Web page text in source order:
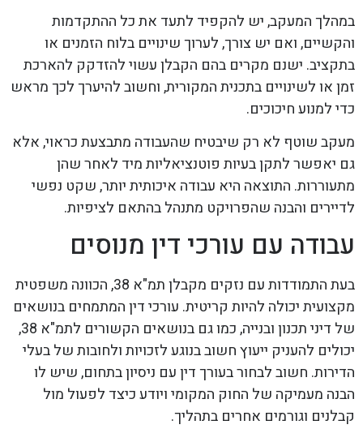
במהלך המעקב, יש להקפיד לתעד את כל ההתקדמות
והקשיים, ואם יש צורך, לערוך שינויים בלוח הזמנים או
בתקציב. ישנם מקרים בהם הקבלן עשוי להזדקק להארכת
זמן או לשינויים בתכנית המקורית, וחשוב להיערך לכך מראש
כדי למנוע חיכוכים.
מעקב שוטף לא רק שיבטיח שהעבודה מתבצעת כראוי, אלא
גם יאפשר לתקן בעיות פוטנציאליות מיד לאחר שהן
מתעוררות. התוצאה היא עבודה איכותית יותר, שקט נפשי
לדיירים והבנה שהפרויקט מתנהל בהתאם לציפיות.
עבודה עם עורכי דין מנוסים
בעת התמודדות עם נזקים מקבלן תמ"א 38, הכוונה משפטית
מקצועית יכולה להיות קריטית. עורכי דין המתמחים בנושאים
של דיני תכנון ובנייה, כמו גם בנושאים הקשורים לתמ"א 38,
יכולים להעניק ייעוץ חשוב בנוגע לזכויות ולחובות של בעלי
הדירות. חשוב לבחור בעורך דין עם ניסיון בתחום, שיש לו
הבנה מעמיקה של החוק המקומי ויודע כיצד לפעול מול
קבלנים וגורמים אחרים בתהליך.